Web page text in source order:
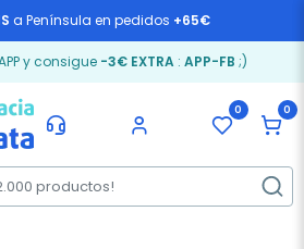
a Península en pedidos +65€
y consigue -3€ EXTRA: APP-FB ;)
0 0